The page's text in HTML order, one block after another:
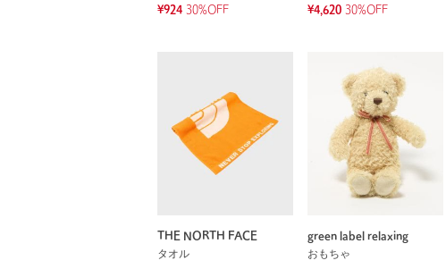
¥924 30%OFF
¥4,620 30%OFF
THE NORTH FACE
タオル
green label relaxing
おもちゃ